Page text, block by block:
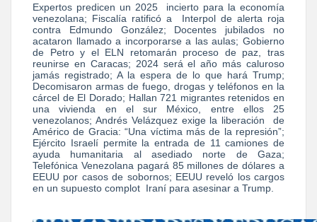
Expertos predicen un 2025 incierto para la economía
venezolana; Fiscalía ratificó a Interpol de alerta roja
contra Edmundo González; Docentes jubilados no
acataron llamado a incorporarse a las aulas; Gobierno
de Petro y el ELN retomarán proceso de paz, tras
reunirse en Caracas; 2024 será el año más caluroso
jamás registrado; A la espera de lo que hará Trump;
Decomisaron armas de fuego, drogas y teléfonos en la
cárcel de El Dorado; Hallan 721 migrantes retenidos en
una vivienda en el sur México, entre ellos 25
venezolanos; Andrés Velázquez exige la liberación de
Américo de Gracia: “Una víctima más de la represión”;
Ejército Israelí permite la entrada de 11 camiones de
ayuda humanitaria al asediado norte de Gaza;
Telefónica Venezolana pagará 85 millones de dólares a
EEUU por casos de sobornos; EEUU reveló los cargos
en un supuesto complot Iraní para asesinar a Trump.